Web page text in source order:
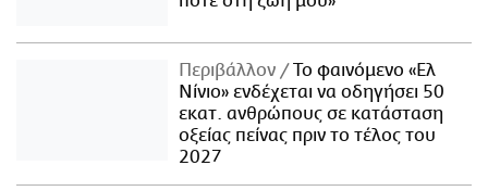
Περιβάλλον
Το φαινόμενο «Ελ
Νίνιο» ενδέχεται να οδηγήσει 50
εκατ. ανθρώπους σε κατάσταση
οξείας πείνας πριν το τέλος του
2027